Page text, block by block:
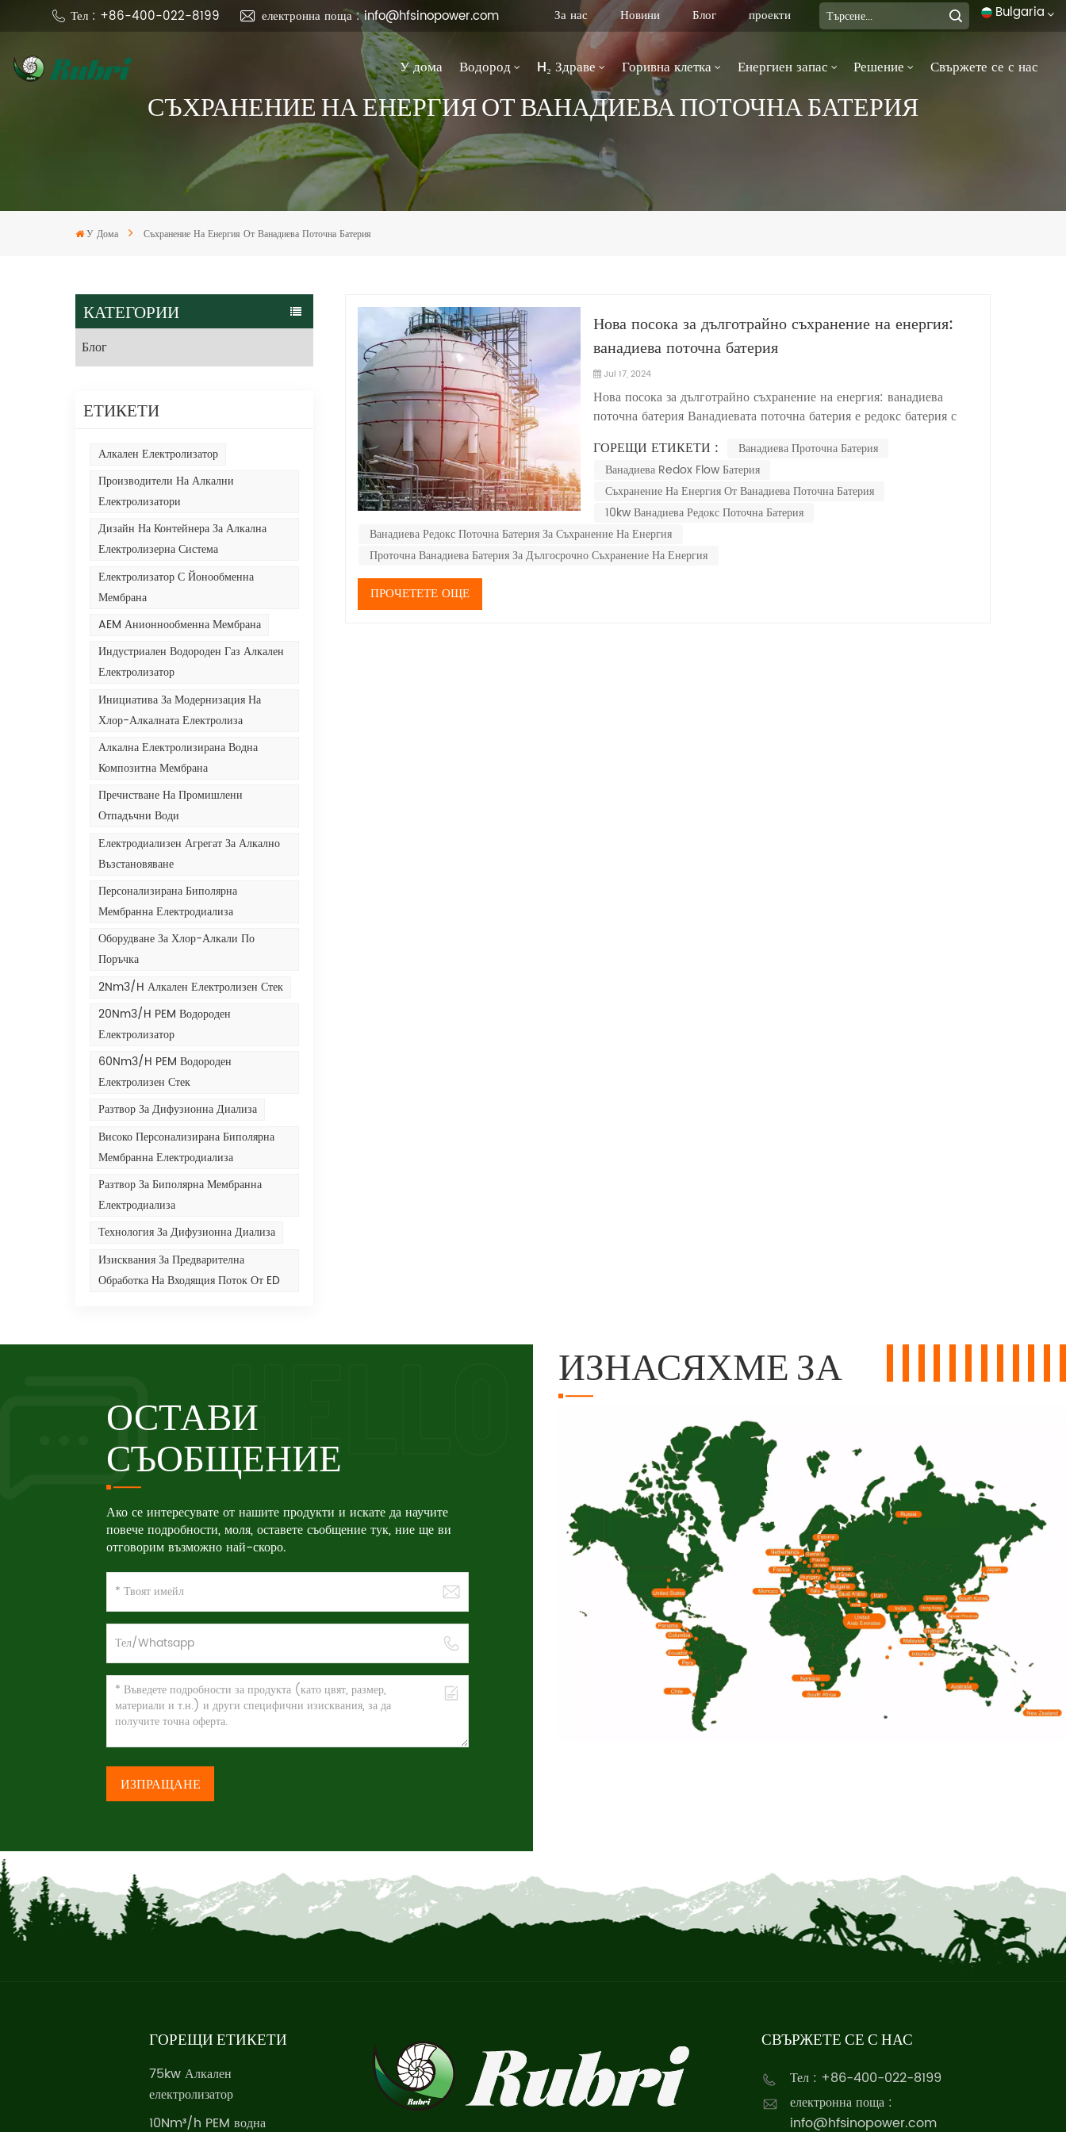
Тел : +86-400-022-8199 електронна поща : info@hfsinopower.com Bulgaria
English
العربية
За нас Новини Блог проекти
У дома Водород H₂ Здраве Горивна клетка Енергиен запас Решение Свържете се с нас
СЪХРАНЕНИЕ НА ЕНЕРГИЯ ОТ ВАНАДИЕВА ПОТОЧНА БАТЕРИЯ
У Дома Съхранение На Енергия От Ванадиева Поточна Батерия
КАТЕГОРИИ
Блог
ЕТИКЕТИ
Алкален Електролизатор
Производители На Алкални
Електролизатори
Дизайн На Контейнера За Алкална
Електролизерна Система
Електролизатор С Йонообменна
Мембрана
AEM Анионнообменна Мембрана
Индустриален Водороден Газ Алкален
Електролизатор
Инициатива За Модернизация На
Хлор-Алкалната Електролиза
Алкална Електролизирана Водна
Композитна Мембрана
Пречистване На Промишлени
Отпадъчни Води
Електродиализен Агрегат За Алкално
Възстановяване
Персонализирана Биполярна
Мембранна Електродиализа
Оборудване За Хлор-Алкали По
Поръчка
2Nm3/h Алкален Електролизен Стек
20Nm3/h PEM Водороден
Електролизатор
60Nm3/h PEM Водороден
Електролизен Стек
Разтвор За Дифузионна Диализа
Високо Персонализирана Биполярна
Мембранна Електродиализа
Разтвор За Биполярна Мембранна
Електродиализа
Технология За Дифузионна Диализа
Изисквания За Предварителна
Обработка На Входящия Поток От ED
Нова посока за дълготрайно съхранение на енергия:
ванадиева поточна батерия
Jul 17, 2024
Нова посока за дълготрайно съхранение на енергия: ванадиева
поточна батерия Ванадиевата поточна батерия е редокс батерия с
батерия (VFB), предложен от Мария Какос от Университета на Нов
Южен Уелс, Австралия през 1985 г. Систем...
ГОРЕЩИ ЕТИКЕТИ :
Ванадиева Проточна Батерия
Ванадиева Redox Flow Батерия
Съхранение На Енергия От Ванадиева Поточна Батерия
10kw Ванадиева Редокс Поточна Батерия
Ванадиева Редокс Поточна Батерия За Съхранение На Енергия
Проточна Ванадиева Батерия За Дългосрочно Съхранение На Енергия
ПРОЧЕТЕТЕ ОЩЕ
ОСТАВИ
СЪОБЩЕНИЕ
Ако се интересувате от нашите продукти и искате да научите
повече подробности, моля, оставете съобщение тук, ние ще ви
отговорим възможно най-скоро.
ИЗПРАЩАНЕ
ИЗНАСЯХМЕ ЗА
ГОРЕЩИ ЕТИКЕТИ
75kw Алкален
електролизатор
10Nm³/h PEM водна
СВЪРЖЕТЕ СЕ С НАС
Тел : +86-400-022-8199
електронна поща :
info@hfsinopower.com